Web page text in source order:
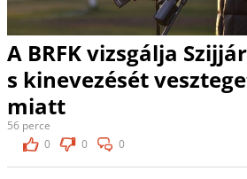
A BRFK vizsgálja
s kinevezését
miatt
56 perce
0
0 0